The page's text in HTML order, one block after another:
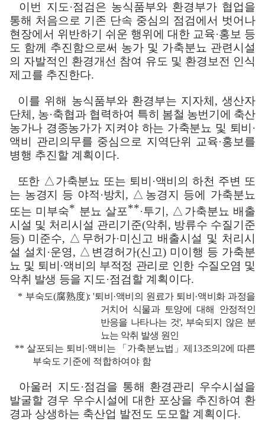
이번 지도 ·점검은 농식품부와 환경부가 협업을
통해 처음으로 기존 단속 중심의 점검에서 벗어나
현장에서 위반하기 쉬운 행위에 대한 교육·홍보 등
도 함께 추진함으로써 농가 및 가축분뇨 관련시설
의 자발적인 환경개선 참여 유도 및 환경보전 인식
제고를 추진한다.
이를 위해 농식품부와 환경부는 지자체 ,생산자
단체 , 농·축협과 협력하여 특히 봄철 농번기에 축산
농가나 경종농가가 지켜야 하는 가축분뇨 및 퇴비 ·
액비 관리의무를 중심으로 지역단위 교육·홍보를
병행 추진할 계획이다.
또한 △ 가축분뇨 또는 퇴비 ·액비의 하천 주변 또
는 농경지 등 야적 ·방치 , △ 농경지 등에 가축분뇨
또는 미부숙* 분뇨 살포**·투기 , △ 가축분뇨 배출
시설 및 처리시설 관리기준(악취 , 방류수 수질기준
등) 미준수, △ 무허가·미신고 배출시설 및 처리시
설 설치 ·운영, △ 변경허가(신고) 미이행 등 가축분
뇨 및 퇴비 ·액비의 부적정 관리로 인한 수질오염 및
악취 발생 등을 지도·점검할 계획이다.
* 부숙도(腐熟度): '퇴비 ·액비의 원료가 퇴비 ·액비화 과정을
거치어 식물과 토양에 대해
안정적인
반응을 나타나는 것', 부숙되지 않은 분
뇨는 악취 발생 원인
** 살포되는 퇴비 ·액비는 「 가축분뇨법 」제 13조의2에 따른
부숙도 기준에 적합하여야 함
아울러 지도·점검을 통해 환경관리 우수시설을
발굴할 경우 우수시설에 대한 포상을 추진하여 환
경과 상생하는 축산업 발전도 도모할 계획이다.